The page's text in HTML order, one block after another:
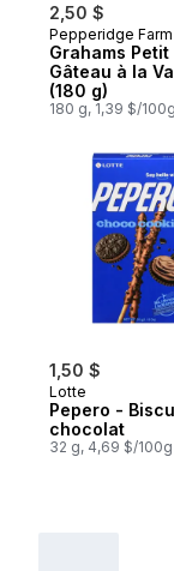
2,50 $
Pepperidge Farm
Grahams Petit
Gâteau à la
(180 g)
180 g, 1,39 $/100g
1,50 $
Lotte
Pepero -
chocolat
32 g, 4,69 $/100g